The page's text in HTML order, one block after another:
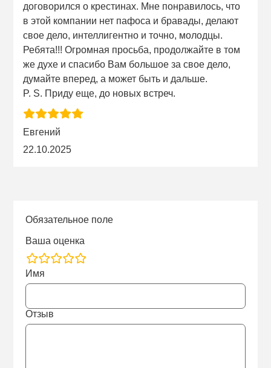
договорился о крестинах. Мне понравилось, что
в этой компании нет пафоса и бравады, делают
свое дело, интеллигентно и точно, молодцы.
Ребята!!! Огромная просьба, продолжайте в том
же духе и спасибо Вам большое за свое дело,
думайте вперед, а может быть и дальше.
P. S. Приду еще, до новых встреч.
Евгений
22.10.2025
Обязательное поле
Ваша оценка
rating
fields
Имя
Отзыв